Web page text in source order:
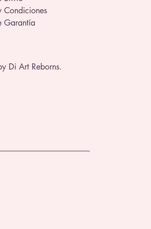
Condiciones
Garantía
Di Art Reborns.